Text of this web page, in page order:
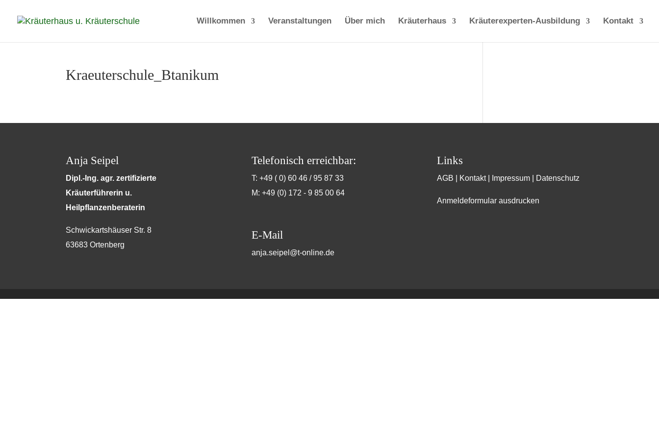
Willkommen Veranstaltungen Über mich Kräuterhaus Kräuterexperten-Ausbildung Kontakt
Kraeuterschule_Btanikum
Anja Seipel
Dipl.-Ing. agr. zertifizierte
Kräuterführerin u.
Heilpflanzenberaterin
Schwickartshäuser Str. 8
63683 Ortenberg
Telefonisch erreichbar:
T: +49 ( 0) 60 46 / 95 87 33
M: +49 (0) 172 - 9 85 00 64
E-Mail
anja.seipel@t-online.de
Links
AGB Kontakt| Impressum| Datenschutz
Anmeldeformular ausdrucken